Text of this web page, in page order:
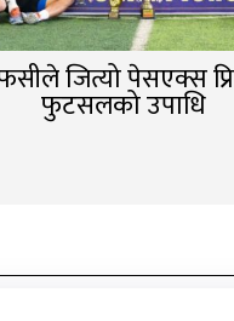
जित्यो पेसएक्स
फुटसलको उपाधि